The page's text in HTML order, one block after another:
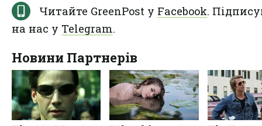
Читайте GreenPost у Facebook.
на нас у Telegram.